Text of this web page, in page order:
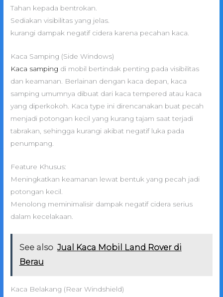
Tahan kepada bentrokan.
Sediakan visibilitas yang jelas.
kurangi dampak negatif cidera karena pecahan kaca.
Kaca Samping (Side Windows)
Kaca samping di mobil bertindak penting pada visibilitas
dan keamanan. Berlainan dengan kaca depan, kaca
samping umumnya dibuat dari kaca tempered atau kaca
yang diperkokoh. Kaca type ini direncanakan buat pecah
menjadi potongan kecil yang kurang tajam saat terjadi
tabrakan, sehingga kurangi akibat negatif luka pada
penumpang.
Feature Khusus:
Meningkatkan keamanan lewat bentuk yang pecah jadi
potongan kecil.
Menolong meminimalisir dampak negatif cidera serius
dalam kecelakaan.
See also Jual Kaca Mobil Land Rover di
Berau
Kaca Belakang (Rear Windshield)